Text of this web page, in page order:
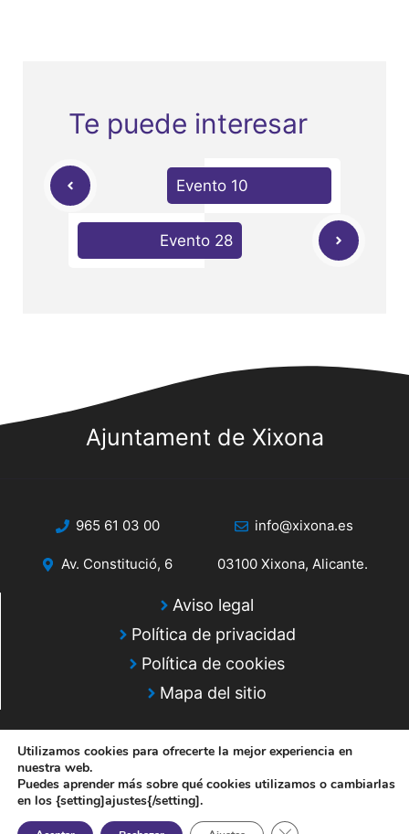
Te puede interesar
Evento 10
Evento 28
Ajuntament de Xixona
965 61 03 00 info@xixona.es
Av. Constitució, 6 03100 Xixona, Alicante.
Aviso legal
Política de privacidad
Política de cookies
Mapa del sitio
© 2025 Web desarrollada por el Servicio de Informática de Diputación
de Alicante
Utilizamos cookies para ofrecerte la mejor experiencia en
nuestra web.
Puedes aprender más sobre qué cookies utilizamos o cambiarlas
en los {setting]ajustes{/setting].